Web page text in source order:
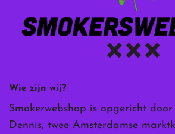
Wie zijn wij?
Smokerwebshop is opgericht
Dennis, twee Amsterdamse